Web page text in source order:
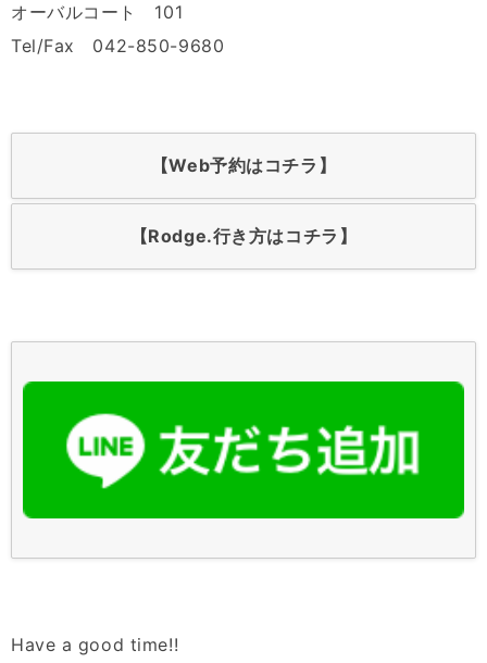
オーバルコート 101
Tel/Fax 042-850-9680
【Web予約はコチラ】
【Rodge.行き方はコチラ】
Have a good time!!